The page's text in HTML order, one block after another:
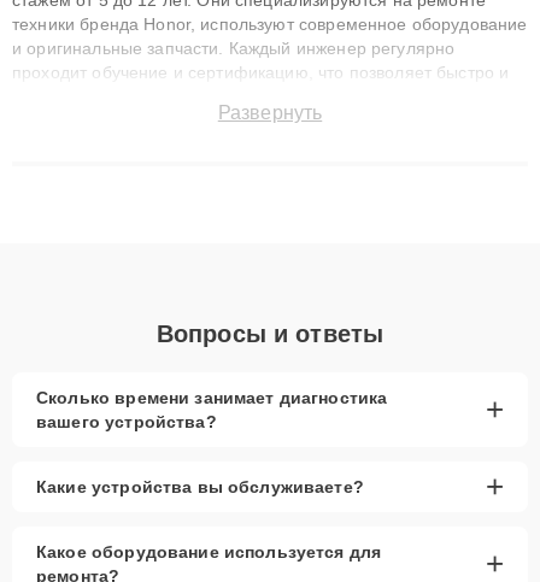
техники бренда Honor, используют современное оборудование
и оригинальные запчасти. Каждый инженер регулярно
проходит обучение и сертификацию, что позволяет быстро и
сохранением гарантии до 3 лет. Наши мастера решают
Развернуть
Вопросы и ответы
Сколько времени занимает диагностика
вашего устройства?
+
Какие устройства вы обслуживаете? +
Какое оборудование используется для
ремонта?
+